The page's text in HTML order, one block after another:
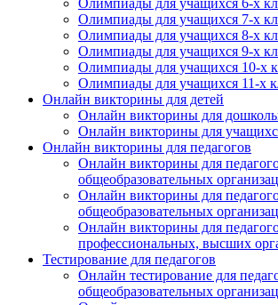
Олимпиады для учащихся 6-х
Олимпиады для учащихся 7-х
Олимпиады для учащихся 8-х
Олимпиады для учащихся 9-х
Олимпиады для учащихся 10-х
Олимпиады для учащихся 11-х
Онлайн викторины для детей
Онлайн викторины для
Онлайн викторины для
Онлайн викторины для педагогов
Онлайн викторины для
общеобразовательных
Онлайн викторины для
общеобразовательных
Онлайн викторины для
профессиональных, высших
Тестирование для педагогов
Онлайн тестирование для
общеобразовательных